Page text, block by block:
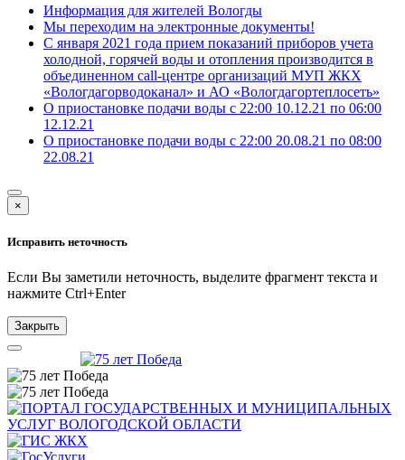
Информация для жителей Вологды
Мы переходим на электронные документы!
С января 2021 года прием показаний приборов учета
холодной, горячей воды и отопления производится в
объединенном call-центре организаций МУП ЖКХ
«Вологдагорводоканал» и АО «Вологдагортеплосеть»
О приостановке подачи воды с 22:00 10.12.21 по 06:00
12.12.21
О приостановке подачи воды с 22:00 20.08.21 по 08:00
22.08.21
×
Исправить неточность
Если Вы заметили неточность, выделите фрагмент текста и
нажмите Ctrl+Enter
Закрыть